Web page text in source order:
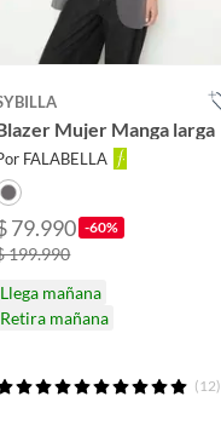
Mujer Manga larga
FALABELLA
79.990 -60%
199.990
Llega mañana
Retira mañana
(12)